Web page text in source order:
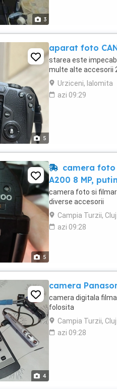
3
5
aparat foto
starea este
multe alte accesorii
Urziceni, Ialomita
azi 09:29
5
camera foto
A200 8 MP,
camera foto si
diverse accesorii
Campia Turzii, Cluj
azi 09:28
4
camera
camera digitala
folosita
Campia Turzii, Cluj
azi 09:28